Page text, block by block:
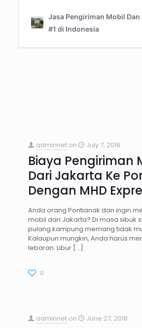
adminnet on July 7, 2018
Biaya Pengiriman
Dari Jakarta Ke
Dengan MHD
Anda orang Pontianak dan ingin
mobil dari Jakarta? Di masa sibuk
pulang kampung memang tidak
Kalaupun mungkin, Anda harus
lebaran. Libur[…]
0
adminnet on June 27, 2018